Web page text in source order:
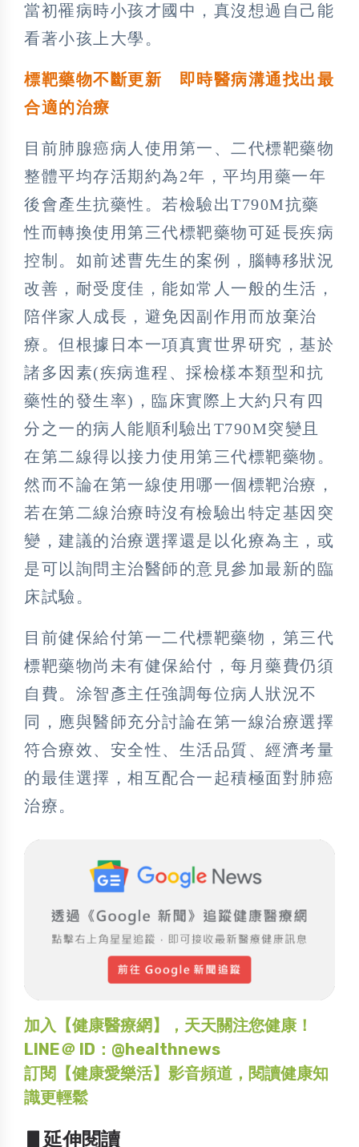
當初罹病時小孩才國中，真沒想過自己能
看著小孩上大學。
標靶藥物不斷更新 即時醫病溝通找出最
合適的治療
目前肺腺癌病人使用第一、二代標靶藥物
整體平均存活期約為2年，平均用藥一年
後會產生抗藥性。若檢驗出T790M抗藥
性而轉換使用第三代標靶藥物可延長疾病
控制。如前述曹先生的案例，腦轉移狀況
改善，耐受度佳，能如常人一般的生活，
陪伴家人成長，避免因副作用而放棄治
療。但根據日本一項真實世界研究，基於
諸多因素(疾病進程、採檢樣本類型和抗
藥性的發生率)，臨床實際上大約只有四
分之一的病人能順利驗出T790M突變且
在第二線得以接力使用第三代標靶藥物。
然而不論在第一線使用哪一個標靶治療，
若在第二線治療時沒有檢驗出特定基因突
變，建議的治療選擇還是以化療為主，或
是可以詢問主治醫師的意見參加最新的臨
床試驗。
目前健保給付第一二代標靶藥物，第三代
標靶藥物尚未有健保給付，每月藥費仍須
自費。涂智彥主任強調每位病人狀況不
同，應與醫師充分討論在第一線治療選擇
符合療效、安全性、生活品質、經濟考量
的最佳選擇，相互配合一起積極面對肺癌
治療。
加入【健康醫療網】，天天關注您健康！
LINE＠ ID：@healthnews
訂閱【健康愛樂活】影音頻道，閱讀健康知
識更輕鬆
▋延伸閱讀